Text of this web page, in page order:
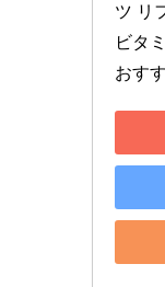
ツ リ
ビタ
おす